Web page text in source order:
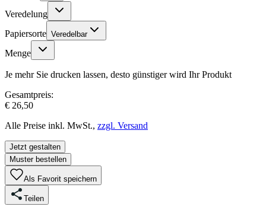
Veredelung
Papiersorte Veredelbar
Menge
Je mehr Sie drucken lassen, desto günstiger wird Ihr Produkt
Gesamtpreis:
€ 26,50
Alle Preise inkl. MwSt., zzgl. Versand
Jetzt gestalten
Muster bestellen
Als Favorit speichern
Teilen